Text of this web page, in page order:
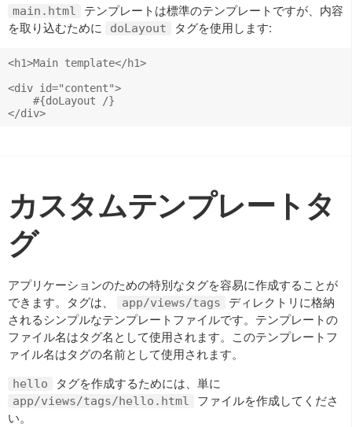
main.html
テンプレートは標準のテンプレートですが、内容
を取り込むために
doLayout タグを使用します:
<h1>Main template</h1>
<div id="content">
    #{doLayout /}
カスタムテンプレートタ
グ
アプリケーションのための特別なタグを容易に作成することが
できます。タグは、
app/views/tags
ディレクトリに格納
されるシンプルなテンプレートファイルです。テンプレートの
ファイル名はタグ名として使用されます。このテンプレートフ
ァイル名はタグの名前として使用されます。
hello タグを作成するためには、単に
app/views/tags/hello.html
ファイルを作成してくださ
い。